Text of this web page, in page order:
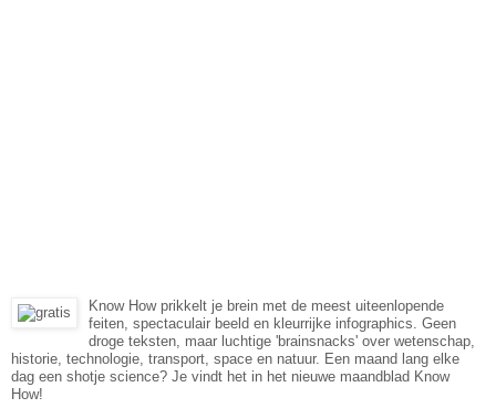
Know How prikkelt je brein met de meest uiteenlopende
feiten, spectaculair beeld en kleurrijke infographics. Geen
droge teksten, maar luchtige 'brainsnacks' over wetenschap,
historie, technologie, transport, space en natuur. Een maand lang elke
dag een shotje science? Je vindt het in het nieuwe maandblad Know
How!